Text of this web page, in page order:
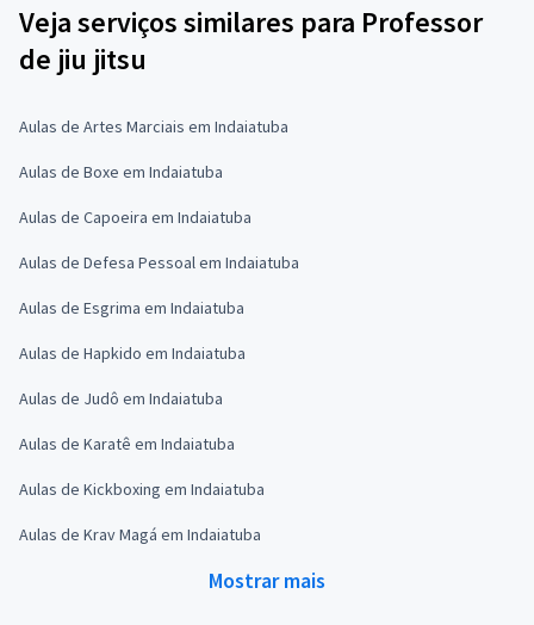
Veja serviços similares para Professor
de jiu jitsu
Aulas de Artes Marciais em Indaiatuba
Aulas de Boxe em Indaiatuba
Aulas de Capoeira em Indaiatuba
Aulas de Defesa Pessoal em Indaiatuba
Aulas de Esgrima em Indaiatuba
Aulas de Hapkido em Indaiatuba
Aulas de Judô em Indaiatuba
Aulas de Karatê em Indaiatuba
Aulas de Kickboxing em Indaiatuba
Aulas de Krav Magá em Indaiatuba
Mostrar mais